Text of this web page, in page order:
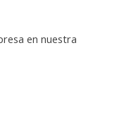
en nuestra